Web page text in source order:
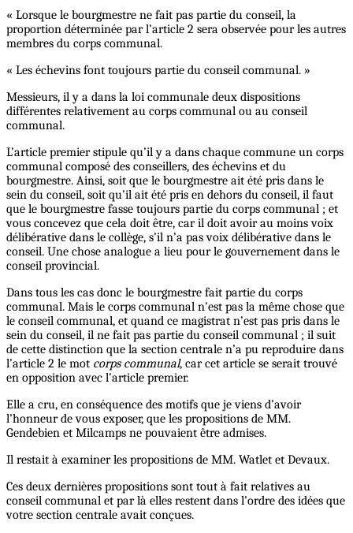
« Lorsque le bourgmestre ne fait pas partie du conseil, la
proportion déterminée par l’article 2 sera observée pour les autres
membres du corps communal.
« Les échevins font toujours partie du conseil communal. »
Messieurs, il y a dans la loi communale deux dispositions
différentes relativement au corps communal ou au conseil
communal.
L’article premier stipule qu’il y a dans chaque commune un corps
communal composé des conseillers, des échevins et du
bourgmestre. Ainsi, soit que le bourgmestre ait été pris dans le
sein du conseil, soit qu’il ait été pris en dehors du conseil, il faut
que le bourgmestre fasse toujours partie du corps communal ; et
vous concevez que cela doit être, car il doit avoir au moins voix
délibérative dans le collège, s’il n’a pas voix délibérative dans le
conseil. Une chose analogue a lieu pour le gouvernement dans le
conseil provincial.
Dans tous les cas donc le bourgmestre fait partie du corps
communal. Mais le corps communal n’est pas la même chose que
le conseil communal, et quand ce magistrat n’est pas pris dans le
sein du conseil, il ne fait pas partie du conseil communal ; il suit
de cette distinction que la section centrale n’a pu reproduire dans
l’article 2 le mot corps communal, car cet article se serait trouvé
en opposition avec l’article premier.
Elle a cru, en conséquence des motifs que je viens d’avoir
l’honneur de vous exposer, que les propositions de MM.
Gendebien et Milcamps ne pouvaient être admises.
Il restait à examiner les propositions de MM. Watlet et Devaux.
Ces deux dernières propositions sont tout à fait relatives au
conseil communal et par là elles restent dans l’ordre des idées que
votre section centrale avait conçues.